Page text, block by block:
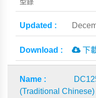
下
(Traditional Chinese)